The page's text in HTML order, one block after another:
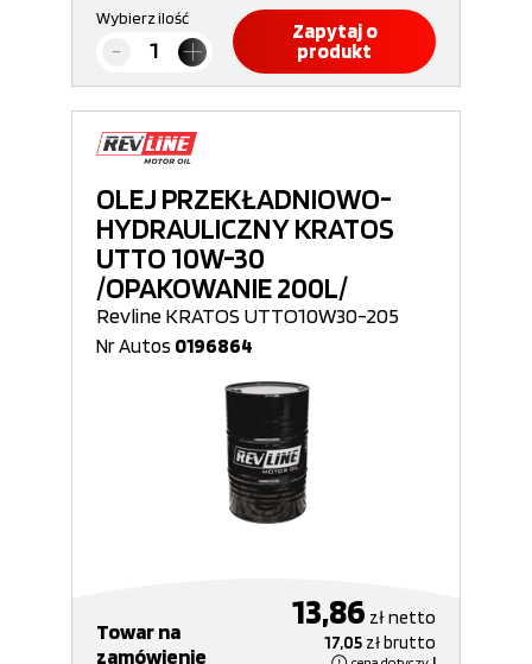
Wybierz ilość
Zapytaj o
produkt
OLEJ PRZEKŁADNIOWO-
HYDRAULICZNY KRATOS
UTTO 10W-30
/OPAKOWANIE 200L/
Revline KRATOS UTTO10W30-205
Nr Autos 0196864
Towar na
zamówienie
13,86 złnetto
17,05 złbrutto